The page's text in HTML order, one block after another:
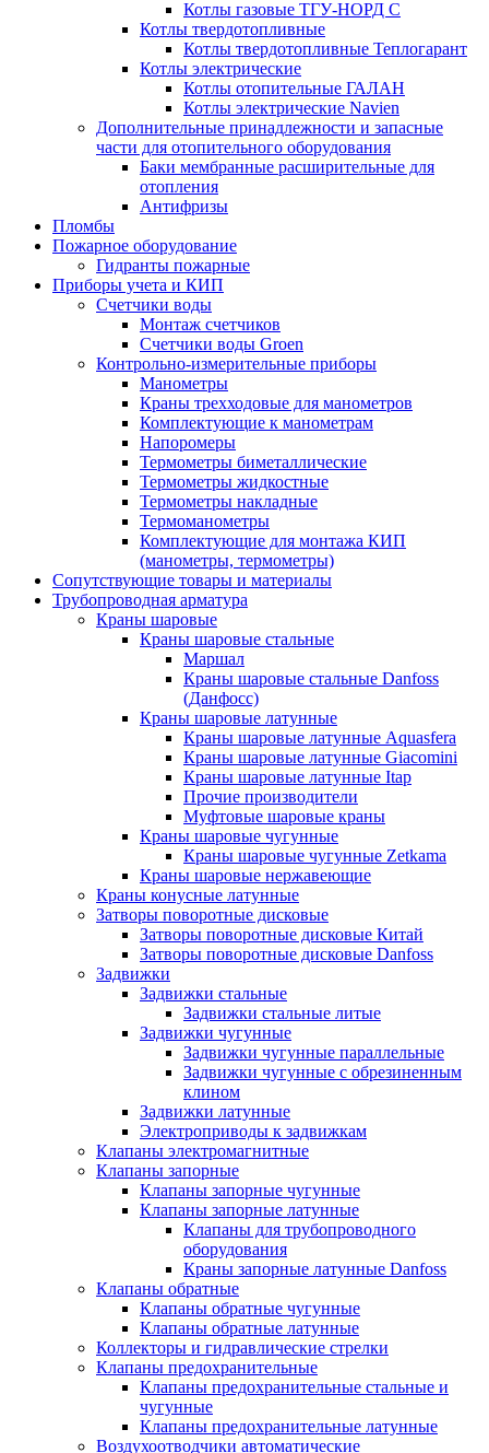
Котлы газовые ТГУ-НОРД С
Котлы твердотопливные
Котлы твердотопливные Теплогарант
Котлы электрические
Котлы отопительные ГАЛАН
Котлы электрические Navien
Дополнительные принадлежности и запасные
части для отопительного оборудования
Баки мембранные расширительные для
отопления
Антифризы
Пломбы
Пожарное оборудование
Гидранты пожарные
Приборы учета и КИП
Счетчики воды
Монтаж счетчиков
Счетчики воды Groen
Контрольно-измерительные приборы
Манометры
Краны трехходовые для манометров
Комплектующие к манометрам
Напоромеры
Термометры биметаллические
Термометры жидкостные
Термометры накладные
Термоманометры
Комплектующие для монтажа КИП
(манометры, термометры)
Сопутствующие товары и материалы
Трубопроводная арматура
Краны шаровые
Краны шаровые стальные
Маршал
Краны шаровые стальные Danfoss
(Данфосс)
Краны шаровые латунные
Краны шаровые латунные Aquasfera
Краны шаровые латунные Giacomini
Краны шаровые латунные Itap
Прочие производители
Муфтовые шаровые краны
Краны шаровые чугунные
Краны шаровые чугунные Zetkama
Краны шаровые нержавеющие
Краны конусные латунные
Затворы поворотные дисковые
Затворы поворотные дисковые Китай
Затворы поворотные дисковые Danfoss
Задвижки
Задвижки стальные
Задвижки стальные литые
Задвижки чугунные
Задвижки чугунные параллельные
Задвижки чугунные с обрезиненным
клином
Задвижки латунные
Электроприводы к задвижкам
Клапаны электромагнитные
Клапаны запорные
Клапаны запорные чугунные
Клапаны запорные латунные
Клапаны для трубопроводного
оборудования
Краны запорные латунные Danfoss
Клапаны обратные
Клапаны обратные чугунные
Клапаны обратные латунные
Коллекторы и гидравлические стрелки
Клапаны предохранительные
Клапаны предохранительные стальные и
чугунные
Клапаны предохранительные латунные
Воздухоотводчики автоматические